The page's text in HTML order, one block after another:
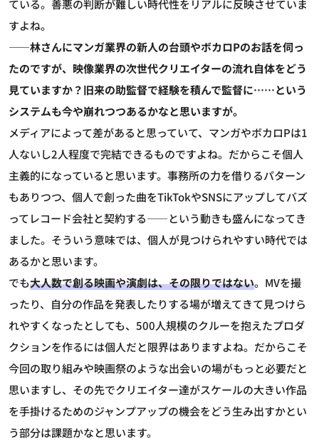
ている。善悪の判断が難しい時代性をリアルに反映させていま
すよね。
――林さんにマンガ業界の新人の台頭やボカロPのお話を伺っ
たのですが、映像業界の次世代クリエイターの流れ自体をどう
見ていますか？旧来の助監督で経験を積んで監督に……という
システムも今や崩れつつあるかなと思いますが。
メディアによって差があると思っていて、マンガやボカロPは1
人ないし2人程度で完結できるものですよね。だからこそ個人
主義的になっていると思います。事務所の力を借りるパターン
もありつつ、個人で創った曲をTikTokやSNSにアップしてバズ
ってレコード会社と契約する――という動きも盛んになってき
ました。そういう意味では、個人が見つけられやすい時代では
あるかと思います。
でも大人数で創る映画や演劇は、その限りではない。MVを撮
ったり、自分の作品を発表したりする場が増えてきて見つけら
れやすくなったとしても、500人規模のクルーを抱えたプロダ
クションを作るには個人だと限界はありますよね。だからこそ
今回の取り組みや映画祭のような出会いの場がもっと必要だと
思いますし、その先でクリエイター達がスケールの大きい作品
を手掛けるためのジャンプアップの機会をどう生み出すかとい
う部分は課題かなと思います。